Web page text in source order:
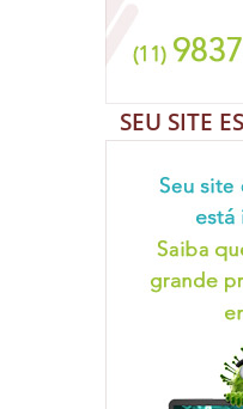
SEU SITE